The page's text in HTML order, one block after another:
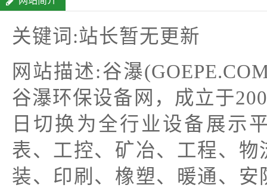
关键词:站长暂无更新
网站描述:谷瀑
谷瀑环保设备网，成立于
日切换为全行业设备展示
表、工控、矿冶、工程、
装、印刷、橡塑、暖通、